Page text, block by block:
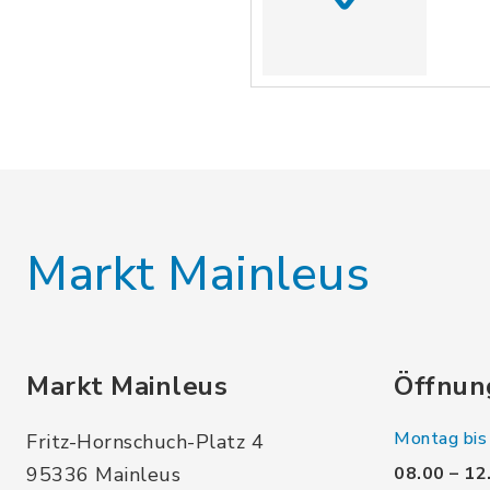
Markt Mainleus
Markt Mainleus
Fritz-Hornschuch-Platz 4
95336 Mainleus
Montag
08.00 –